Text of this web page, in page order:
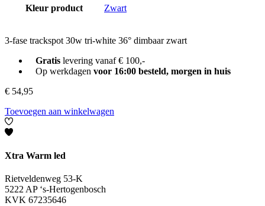
Kleur product Zwart
3-fase trackspot 30w tri-white 36° dimbaar zwart
Gratislevering vanaf € 100,-
Op werkdagen voor 16:00 besteld, morgen in huis
€ 54,95
Toevoegen aan winkelwagen
Xtra Warm led
Rietveldenweg 53-K
5222 AP ‘s-Hertogenbosch
KVK 67235646